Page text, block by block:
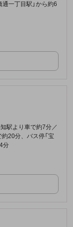
通一丁目駅」から約6
駅より車で約7分／
20分、バス停「宝
分